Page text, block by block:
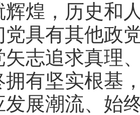
辉煌，历史和
党具有其他政
矢志追求真理
拥有坚实根基
发展潮流、始